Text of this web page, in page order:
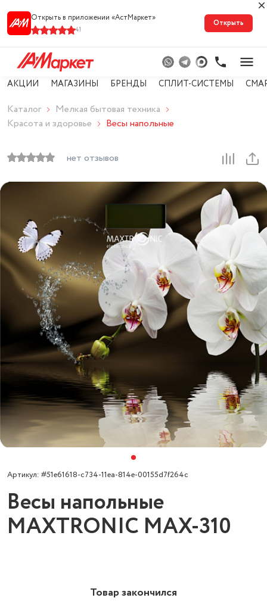
Открыть в приложении «АстМарке‪т‬»
41
Открыть
АКЦИИ МАГАЗИНЫ БРЕНДЫ СПЛИТ-СИСТЕМЫ
Каталог
Мелкая бытовая техника
Красота и здоровье
Весы напольные
нет отзывов
Артикул: #51e61618-c734-11ea-814e-00155d7f264c
Весы напольные
MAXTRONIC MAX-310
Товар закончился